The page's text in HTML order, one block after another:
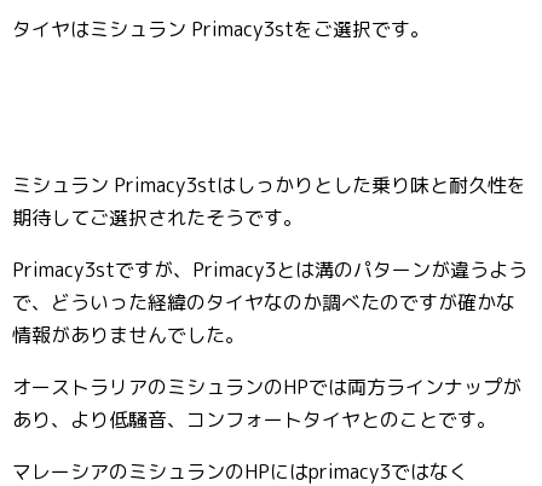
タイヤはミシュラン Primacy3stをご選択です。
ミシュラン Primacy3stはしっかりとした乗り味と耐久性を
期待してご選択されたそうです。
Primacy3stですが、Primacy3とは溝のパターンが違うよう
で、どういった経緯のタイヤなのか調べたのですが確かな
情報がありませんでした。
オーストラリアのミシュランのHPでは両方ラインナップが
あり、より低騒音、コンフォートタイヤとのことです。
マレーシアのミシュランのHPにはprimacy3ではなく